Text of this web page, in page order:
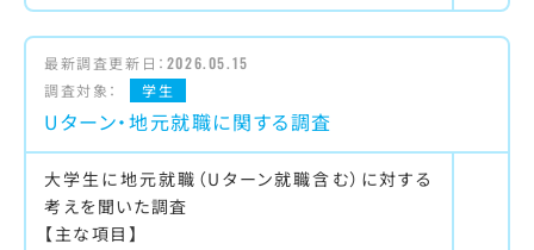
最新調査更新日： 2026.05.15
調査対象：
学生
Uターン・地元就職に関する調査
大学生に地元就職（Uターン就職含む）に対する
考えを聞いた調査
【主な項目】